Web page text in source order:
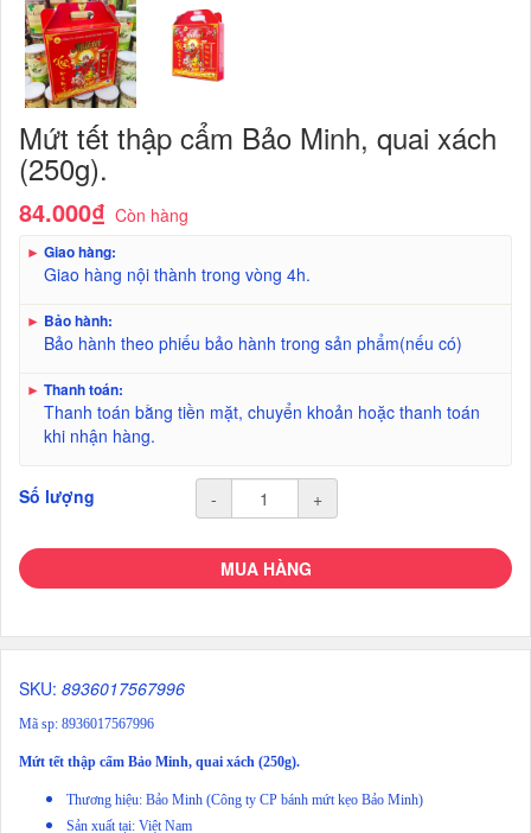
Mứt tết thập cẩm Bảo Minh, quai xách
(250g).
84.000₫ Còn hàng
► Giao hàng:
Giao hàng nội thành trong vòng 4h.
► Bảo hành:
Bảo hành theo phiếu bảo hành trong sản phẩm(nếu có)
► Thanh toán:
Thanh toán bằng tiền mặt, chuyển khoản hoặc thanh toán
khi nhận hàng.
Số lượng - +
MUA HÀNG
SKU: 8936017567996
Mã sp: 8936017567996
Mứt tết thập cẩm Bảo Minh, quai xách (250g).
Thương hiệu: Bảo Minh (Công ty CP bánh mứt kẹo Bảo Minh)
Sản xuất tại: Việt Nam